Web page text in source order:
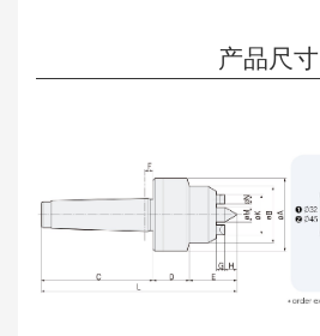
产品尺寸